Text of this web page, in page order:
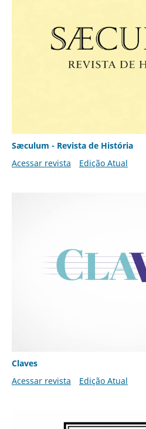
Sæculum - Revista de História
Acessar revista
Edição Atual
Claves
Acessar revista
Edição Atual